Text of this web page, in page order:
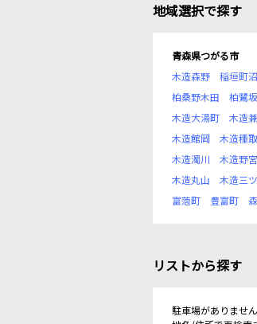
地域選択で探す
青森県つがる市
木造森野
稲垣町
柏桑野木田
柏鷺坂
木造大湯町
木造
木造館岡
木造種取
木造濁川
木造野宮
木造丸山
木造三
富萢町
豊富町
リストから探す
駐車場がありません